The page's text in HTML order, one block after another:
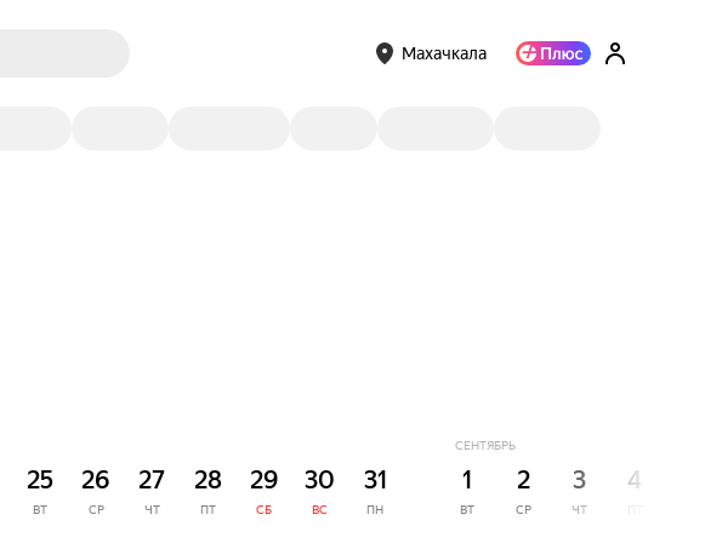
Махачкала
25
ВТ
26
СР
27
ЧТ
28
ПТ
29
СБ
30
ВС
31
ПН
СЕНТЯБРЬ
1
ВТ
2
СР
3
ЧТ
4
ПТ